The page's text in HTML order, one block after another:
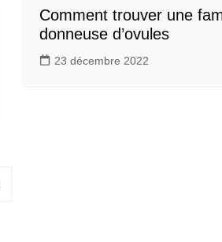
Comment trouver une
donneuse d’ovules
23 décembre 2022